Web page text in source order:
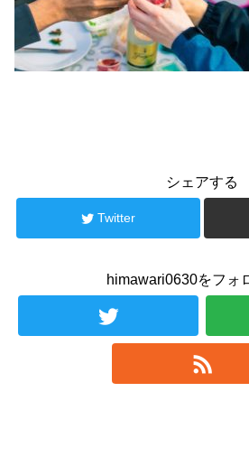
シェアする
Twitter
himawari0630をフォ